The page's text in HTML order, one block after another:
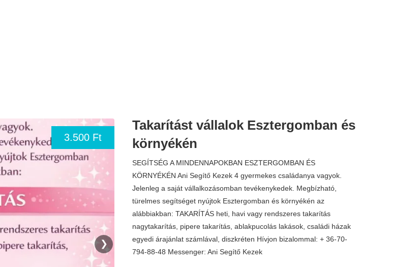
3.500 Ft
❯
Takarítást vállalok Esztergomban és
környékén
SEGÍTSÉG A MINDENNAPOKBAN ESZTERGOMBAN ÉS
KÖRNYÉKÉN Ani Segítő Kezek 4 gyermekes családanya vagyok.
Jelenleg a saját vállalkozásomban tevékenykedek. Megbízható,
türelmes segítséget nyújtok Esztergomban és környékén az
alábbiakban: TAKARÍTÁS heti, havi vagy rendszeres takarítás
nagytakarítás, pipere takarítás, ablakpucolás lakások, családi házak
egyedi árajánlat számlával, diszkréten Hívjon bizalommal: + 36-70-
794-88-48 Messenger: Ani Segítő Kezek